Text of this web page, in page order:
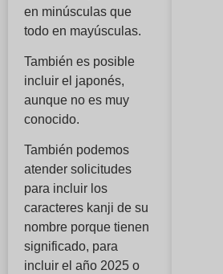
en minúsculas que
todo en mayúsculas.
También es posible
incluir el japonés,
aunque no es muy
conocido.
También podemos
atender solicitudes
para incluir los
caracteres kanji de su
nombre porque tienen
significado, para
incluir el año 2025 o